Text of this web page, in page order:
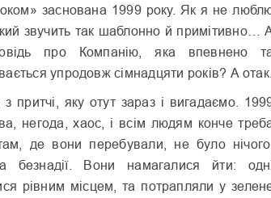
заснована 1999 року. Як я не
звучить так шаблонно й примітивно…
про Компанію, яка впевнено
упродовж сімнадцяти років? А отак.
притчі, яку отут зараз і вигадаємо.
негода, хаос, і всім людям конче
де вони перебували, не було нічого,
безнадії. Вони намагалися йти:
рівним місцем, та потрапляли у